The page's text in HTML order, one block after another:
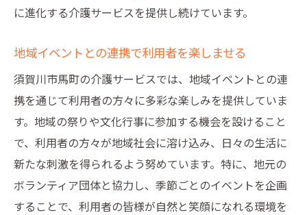
に進化する介護サービスを提供し続けています。
地域イベントとの連携で利用者を楽しませる
須賀川市馬町の介護サービスでは、地域イベントとの連
携を通じて利用者の方々に多彩な楽しみを提供していま
す。地域の祭りや文化行事に参加する機会を設けること
で、利用者の方々が地域社会に溶け込み、日々の生活に
新たな刺激を得られるよう努めています。特に、地元の
ボランティア団体と協力し、季節ごとのイベントを企画
することで、利用者の皆様が自然と笑顔になれる環境を